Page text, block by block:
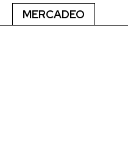
MERCADEO